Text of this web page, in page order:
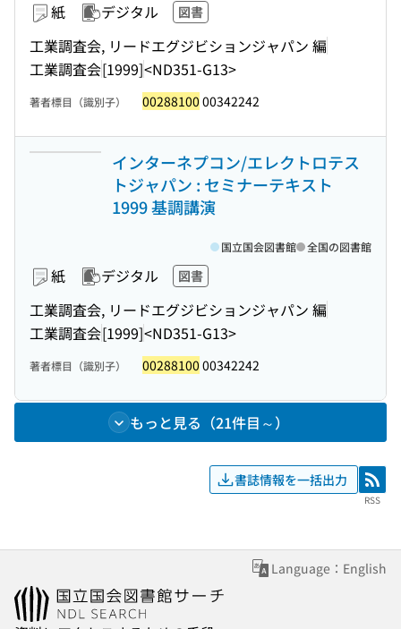
紙 デジタル 図書
工業調査会, リードエグジビションジャパン 編
工業調査会[1999]<ND351-G13>
著者標目（識別子） 00288100 00342242
インターネプコン/エレクトロテス
トジャパン : セミナーテキスト
1999 基調講演
紙 デジタル 図書
工業調査会, リードエグジビションジャパン 編
工業調査会[1999]<ND351-G13>
国立国会図書館 全国の図書館
著者標目（識別子） 00288100 00342242
もっと見る（21件目～）
書誌情報を一括出力 RSS
RSS
Language：English